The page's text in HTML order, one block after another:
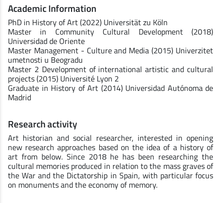
Academic Information
PhD in History of Art (2022) Universität zu Köln
Master in Community Cultural Development (2018)
Universidad de Oriente
Master Management - Culture and Media (2015) Univerzitet
umetnosti u Beogradu
Master 2 Development of international artistic and cultural
projects (2015) Université Lyon 2
Graduate in History of Art (2014) Universidad Autónoma de
Madrid
Research activity
Art historian and social researcher, interested in opening
new research approaches based on the idea of a history of
art from below. Since 2018 he has been researching the
cultural memories produced in relation to the mass graves of
the War and the Dictatorship in Spain, with particular focus
on monuments and the economy of memory.